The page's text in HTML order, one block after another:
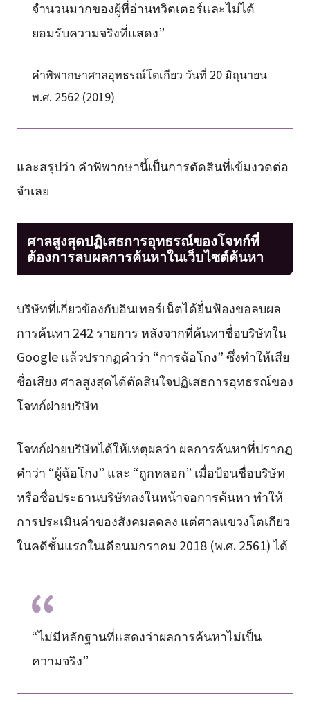
จำนวนมากของผู้ที่อ่านทวิตเตอร์และไม่ได้
ยอมรับความจริงที่แสดง”
คำพิพากษาศาลอุทธรณ์โตเกียว วันที่ 20 มิถุนายน
พ.ศ. 2562 (2019)
และสรุปว่า คำพิพากษานี้เป็นการตัดสินที่เข้มงวดต่อ
จำเลย
ศาลสูงสุดปฏิเสธการอุทธรณ์ของโจทก์ที่
ต้องการลบผลการค้นหาในเว็บไซต์ค้นหา
บริษัทที่เกี่ยวข้องกับอินเทอร์เน็ตได้ยื่นฟ้องขอลบผล
การค้นหา 242 รายการ หลังจากที่ค้นหาชื่อบริษัทใน
Google แล้วปรากฏคำว่า “การฉ้อโกง” ซึ่งทำให้เสีย
ชื่อเสียง ศาลสูงสุดได้ตัดสินใจปฏิเสธการอุทธรณ์ของ
โจทก์ฝ่ายบริษัท
โจทก์ฝ่ายบริษัทได้ให้เหตุผลว่า ผลการค้นหาที่ปรากฏ
คำว่า “ผู้ฉ้อโกง” และ “ถูกหลอก” เมื่อป้อนชื่อบริษัท
หรือชื่อประธานบริษัทลงในหน้าจอการค้นหา ทำให้
การประเมินค่าของสังคมลดลง แต่ศาลแขวงโตเกียว
ในคดีชั้นแรกในเดือนมกราคม 2018 (พ.ศ. 2561) ได้
“ไม่มีหลักฐานที่แสดงว่าผลการค้นหาไม่เป็น
ความจริง”